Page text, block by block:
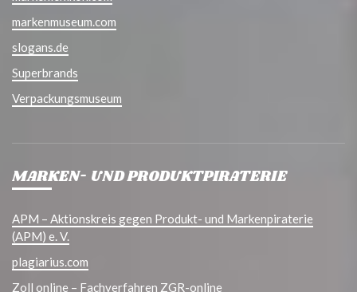
markenmuseum.com
slogans.de
Superbrands
Verpackungsmuseum
MARKEN- UND PRODUKTPIRATERIE
APM – Aktionskreis gegen Produkt- und Markenpiraterie
(APM) e. V.
plagiarius.com
Zoll online – Fachverfahren ZGR-online